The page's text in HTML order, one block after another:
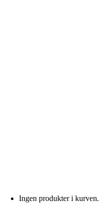
Ingen produkter i kurven.